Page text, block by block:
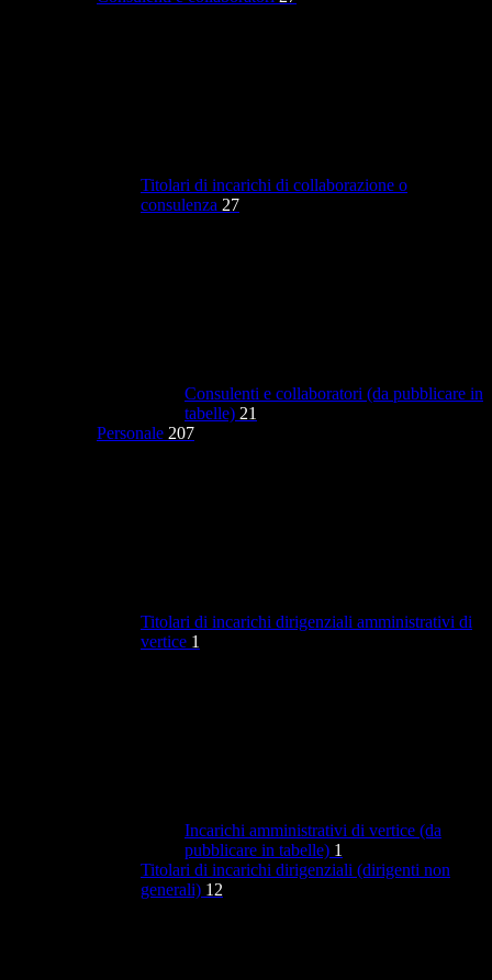
Titolari di incarichi di collaborazione o
consulenza 27
Consulenti e collaboratori (da pubblicare in
tabelle) 21
Personale 207
Titolari di incarichi dirigenziali amministrativi di
vertice 1
Incarichi amministrativi di vertice (da
pubblicare in tabelle) 1
Titolari di incarichi dirigenziali (dirigenti non
generali) 12